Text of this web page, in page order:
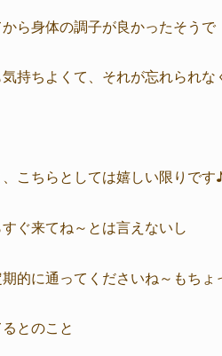
ら身体の調子が良かったそうで
持ちよくて、それが忘れられな
こちらとしては嬉しい限りです
ぐ来てね～とは言えないし
的に通ってくださいね～もちょ
とのこと